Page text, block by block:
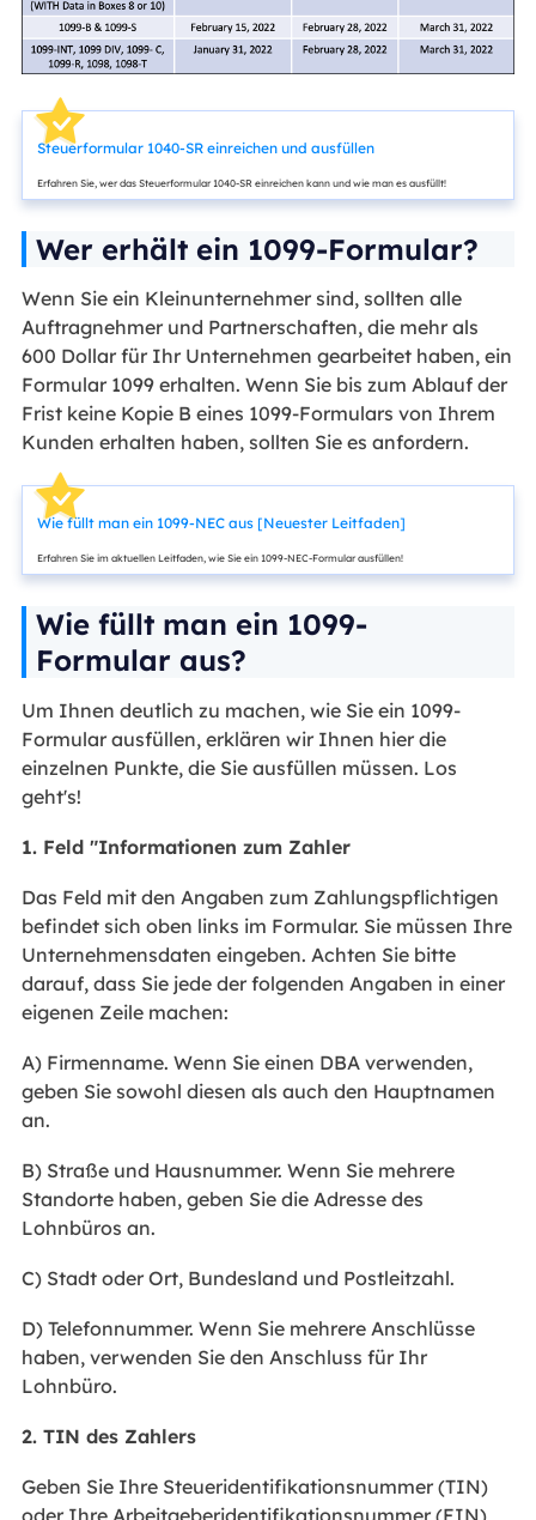
Steuerformular 1040-SR einreichen und ausfüllen
Erfahren Sie, wer das Steuerformular 1040-SR einreichen kann und wie man es ausfüllt!
Wer erhält ein 1099-Formular?
Wenn Sie ein Kleinunternehmer sind, sollten alle
Auftragnehmer und Partnerschaften, die mehr als
600 Dollar für Ihr Unternehmen gearbeitet haben, ein
Formular 1099 erhalten. Wenn Sie bis zum Ablauf der
Frist keine Kopie B eines 1099-Formulars von Ihrem
Kunden erhalten haben, sollten Sie es anfordern.
Wie füllt man ein 1099-NEC aus [Neuester Leitfaden]
Erfahren Sie im aktuellen Leitfaden, wie Sie ein 1099-NEC-Formular ausfüllen!
Wie füllt man ein 1099-
Formular aus?
Um Ihnen deutlich zu machen, wie Sie ein 1099-
Formular ausfüllen, erklären wir Ihnen hier die
einzelnen Punkte, die Sie ausfüllen müssen. Los
geht's!
1. Feld "Informationen zum Zahler
Das Feld mit den Angaben zum Zahlungspflichtigen
befindet sich oben links im Formular. Sie müssen Ihre
Unternehmensdaten eingeben. Achten Sie bitte
darauf, dass Sie jede der folgenden Angaben in einer
eigenen Zeile machen:
A) Firmenname. Wenn Sie einen DBA verwenden,
geben Sie sowohl diesen als auch den Hauptnamen
an.
B) Straße und Hausnummer. Wenn Sie mehrere
Standorte haben, geben Sie die Adresse des
Lohnbüros an.
C) Stadt oder Ort, Bundesland und Postleitzahl.
D) Telefonnummer. Wenn Sie mehrere Anschlüsse
haben, verwenden Sie den Anschluss für Ihr
Lohnbüro.
2. TIN des Zahlers
Geben Sie Ihre Steueridentifikationsnummer (TIN)
oder Ihre Arbeitgeberidentifikationsnummer (EIN)